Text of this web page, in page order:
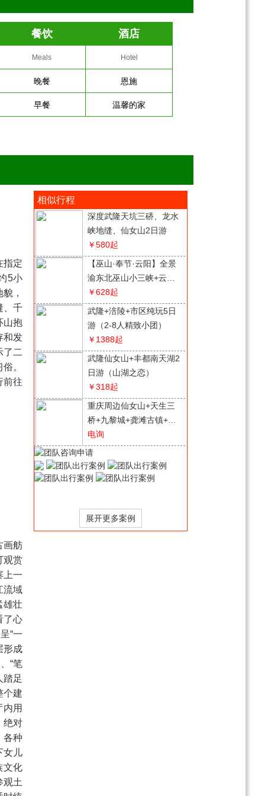
餐饮 酒店
Meals Hotel
晚餐 恩施
早餐 温馨的家
指定
5小
，
、千
山抱
和发
了二
。
前往
画舫
观赏
上一
流域
雄壮
了心
“一
形成
“笔
踏足
个建
用
绝对
各种
女儿
文化
观土
相似行程
深度武隆天坑三硚、龙水
峡地缝、仙女山2日游
￥580起
【巫山·奉节·云阳】全景
渝东北巫山小三峡+云阳
龙缸·云端廊桥+ 张飞庙
+奉节白帝城·瞿塘峡3日
游
￥628起
武隆+涪陵+市区纯玩5日
游（2-8人精致小团）
￥1388起
武隆仙女山+丰都南天湖2
日游（山湖之恋）
￥318起
重庆周边仙女山+天生三
桥+九黎城+龚滩古镇+乌
江画廊纯玩2日游（仙天
九龚乌2-8人纯玩团）
电询
长寿湖、菩提山、菩提古
镇直通车一日游
电询
营/10日营/14日营/21日营
￥1980起